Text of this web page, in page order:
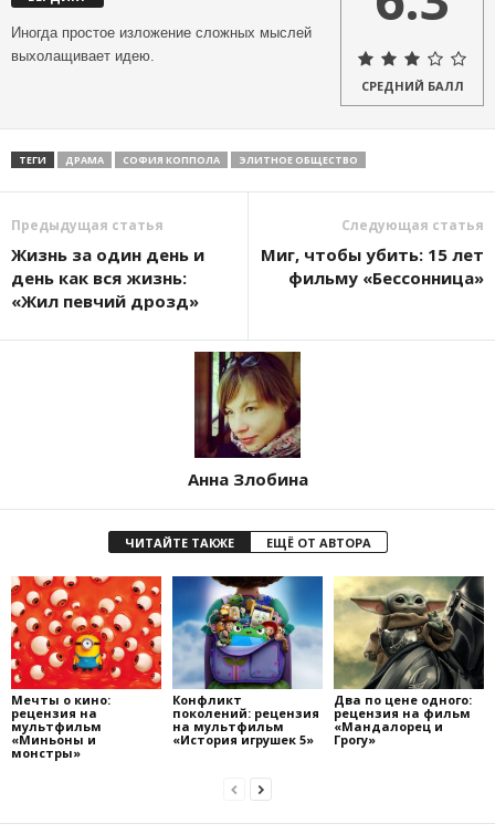
Иногда простое изложение сложных мыслей
выхолащивает идею.
СРЕДНИЙ БАЛЛ
ТЕГИ ДРАМА СОФИЯ КОППОЛА ЭЛИТНОЕ ОБЩЕСТВО
Предыдущая статья
Жизнь за один день и
день как вся жизнь:
«Жил певчий дрозд»
Следующая статья
Миг, чтобы убить: 15 лет
фильму «Бессонница»
Анна Злобина
ЧИТАЙТЕ ТАКЖЕ ЕЩЁ ОТ АВТОРА
Мечты о кино:
рецензия на
мультфильм
«Миньоны и
монстры»
Конфликт
поколений: рецензия
на мультфильм
«История игрушек 5»
Два по цене одного:
рецензия на фильм
«Мандалорец и
Грогу»